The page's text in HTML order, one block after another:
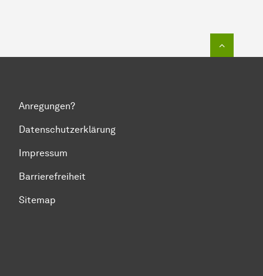
Anregungen?
Datenschutzerklärung
Impressum
Barrierefreiheit
Sitemap